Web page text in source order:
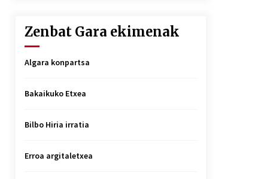
Zenbat Gara ekimenak
Algara konpartsa
Bakaikuko Etxea
Bilbo Hiria irratia
Erroa argitaletxea